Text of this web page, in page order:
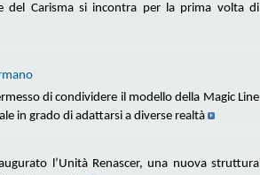
del Carisma si incontra per la prima volta di
di condividere il modello della Magic Line
in grado di adattarsi a diverse realtà
l’Unità Renascer, una nuova struttura